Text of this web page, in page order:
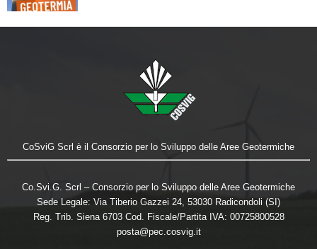
CoSviG Scrl è il Consorzio per lo Sviluppo delle Aree Geotermiche
Co.Svi.G. Scrl – Consorzio per lo Sviluppo delle Aree Geotermiche
Sede Legale: Via Tiberio Gazzei 24, 53030 Radicondoli (SI)
Reg. Trib. Siena 6703 Cod. Fiscale/Partita IVA: 00725800528
posta@pec.cosvig.it